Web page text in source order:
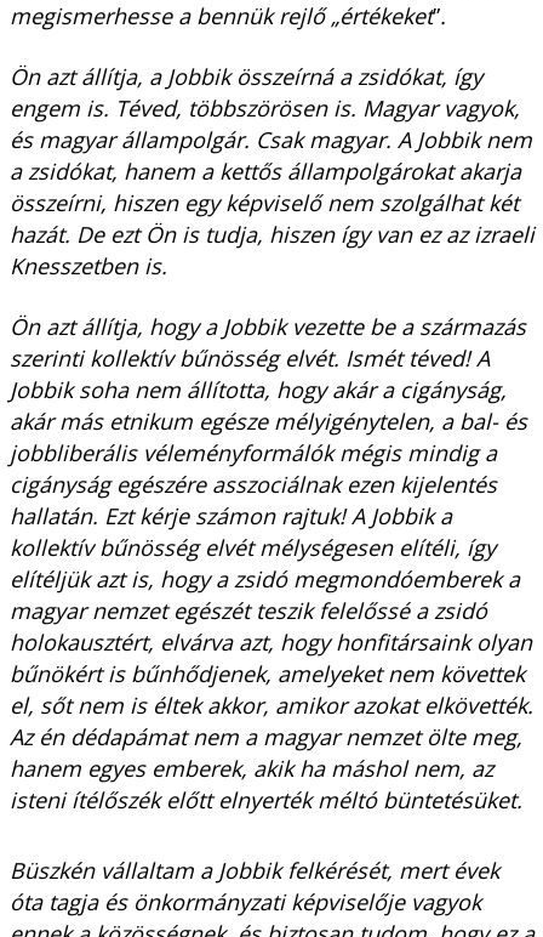
megismerhesse a bennük rejlő „értékeket”.
Ön azt állítja, a Jobbik összeírná a zsidókat, így
engem is. Téved, többszörösen is. Magyar vagyok,
és magyar állampolgár. Csak magyar. A Jobbik nem
a zsidókat, hanem a kettős állampolgárokat akarja
összeírni, hiszen egy képviselő nem szolgálhat két
hazát. De ezt Ön is tudja, hiszen így van ez az izraeli
Knesszetben is.
Ön azt állítja, hogy a Jobbik vezette be a származás
szerinti kollektív bűnösség elvét. Ismét téved! A
Jobbik soha nem állította, hogy akár a cigányság,
akár más etnikum egésze mélyigénytelen, a bal- és
jobbliberális véleményformálók mégis mindig a
cigányság egészére asszociálnak ezen kijelentés
hallatán. Ezt kérje számon rajtuk! A Jobbik a
kollektív bűnösség elvét mélységesen elítéli, így
elítéljük azt is, hogy a zsidó megmondóemberek a
magyar nemzet egészét teszik felelőssé a zsidó
holokausztért, elvárva azt, hogy honfitársaink olyan
bűnökért is bűnhődjenek, amelyeket nem követtek
el, sőt nem is éltek akkor, amikor azokat elkövették.
Az én dédapámat nem a magyar nemzet ölte meg,
hanem egyes emberek, akik ha máshol nem, az
isteni ítélőszék előtt elnyerték méltó büntetésüket.
Büszkén vállaltam a Jobbik felkérését, mert évek
óta tagja és önkormányzati képviselője vagyok